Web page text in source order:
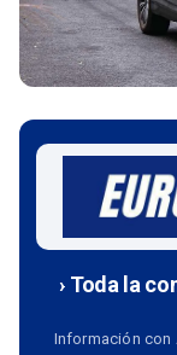
› Toda la
Información con